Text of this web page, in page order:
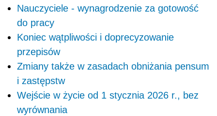
Nauczyciele - wynagrodzenie za gotowość
do pracy
Koniec wątpliwości i doprecyzowanie
przepisów
Zmiany także w zasadach obniżania pensum
i zastępstw
Wejście w życie od 1 stycznia 2026 r., bez
wyrównania